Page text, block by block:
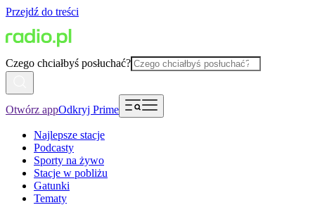
Przejdź do treści
Czego chciałbyś posłuchać?
Otwórz appOdkryj Prime
Najlepsze stacje
Podcasty
Sporty na żywo
Stacje w pobliżu
Gatunki
Tematy